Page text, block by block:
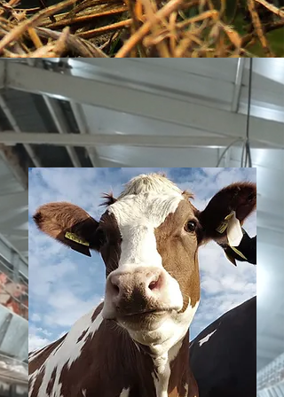
de propiedad intelectual agraria:
Procesos relacionados con la
protección de patentes o
variedades vegetales desarrolladas
en el ámbito agrícola.
- Juicios de conflictos sobre tierras
protegidas: Disputas relacionadas
con el uso de tierras dentro de
áreas de conservación o reservas
naturales.
- Juicios de acceso a tecnología
agrícola: Casos que involucran el
acceso equitativo a tecnologías
agrícolas, como semillas
modificadas genéticamente.
- Juicios de conflictos sobre tierras
fronterizas: Procesos que surgen por